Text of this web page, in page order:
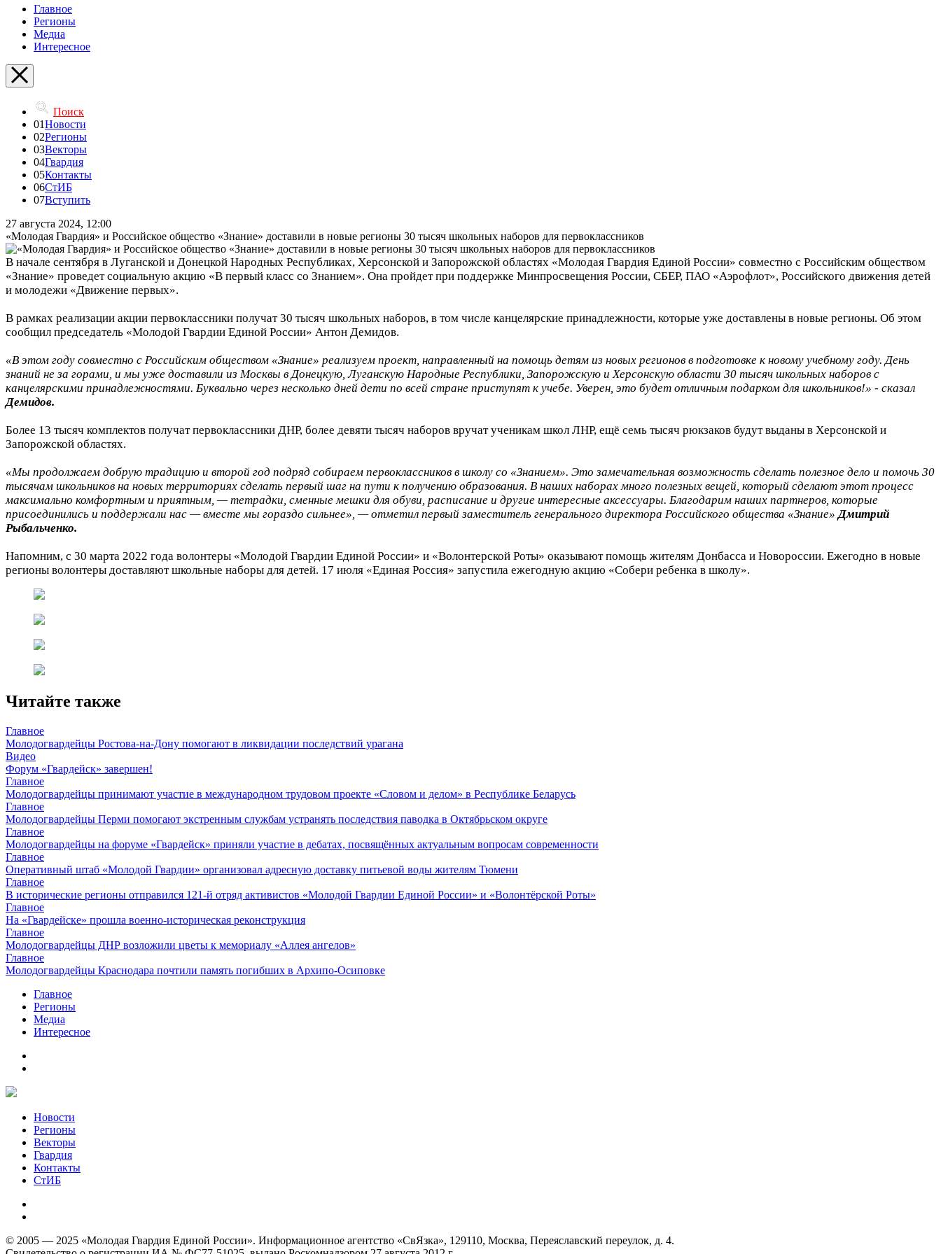
Главное
Регионы
Медиа
Интересное
Поиск
01Новости
02Регионы
03Векторы
04Гвардия
05Контакты
06СтИБ
07Вступить
27 августа 2024, 12:00
«Молодая Гвардия» и Российское общество «Знание» доставили в новые регионы 30 тысяч школьных наборов для первоклассников
В начале сентября в Луганской и Донецкой Народных Республиках, Херсонской и Запорожской областях «Молодая Гвардия Единой России» совместно с Российским обществом
«Знание» проведет социальную акцию «В первый класс со Знанием». Она пройдет при поддержке Минпросвещения России, СБЕР, ПАО «Аэрофлот», Российского движения детей
и молодежи «Движение первых».
В рамках реализации акции первоклассники получат 30 тысяч школьных наборов, в том числе канцелярские принадлежности, которые уже доставлены в новые регионы. Об этом
сообщил председатель «Молодой Гвардии Единой России» Антон Демидов.
«В этом году совместно с Российским обществом «Знание» реализуем проект, направленный на помощь детям из новых регионов в подготовке к новому учебному году. День
знаний не за горами, и мы уже доставили из Москвы в Донецкую, Луганскую Народные Республики, Запорожскую и Херсонскую области 30 тысяч школьных наборов с
канцелярскими принадлежностями. Буквально через несколько дней дети по всей стране приступят к учебе. Уверен, это будет отличным подарком для школьников!» - сказал
Демидов.
Более 13 тысяч комплектов получат первоклассники ДНР, более девяти тысяч наборов вручат ученикам школ ЛНР, ещё семь тысяч рюкзаков будут выданы в Херсонской и
Запорожской областях.
«Мы продолжаем добрую традицию и второй год подряд собираем первоклассников в школу со «Знанием». Это замечательная возможность сделать полезное дело и помочь 30
тысячам школьников на новых территориях сделать первый шаг на пути к получению образования. В наших наборах много полезных вещей, который сделают этот процесс
максимально комфортным и приятным, — тетрадки, сменные мешки для обуви, расписание и другие интересные аксессуары. Благодарим наших партнеров, которые
присоединились и поддержали нас — вместе мы гораздо сильнее», — отметил первый заместитель генерального директора Российского общества «Знание»Дмитрий
Рыбальченко.
Напомним, с 30 марта 2022 года волонтеры «Молодой Гвардии Единой России» и «Волонтерской Роты» оказывают помощь жителям Донбасса и Новороссии. Ежегодно в новые
регионы волонтеры доставляют школьные наборы для детей. 17 июля «Единая Россия» запустила ежегодную акцию «Собери ребенка в школу».
Читайте также
Главное
Молодогвардейцы Ростова-на-Дону помогают в ликвидации последствий урагана
Видео
Форум «Гвардейск» завершен!
Главное
Молодогвардейцы принимают участие в международном трудовом проекте «Словом и делом» в Республике Беларусь
Главное
Молодогвардейцы Перми помогают экстренным службам устранять последствия паводка в Октябрьском округе
Главное
Молодогвардейцы на форуме «Гвардейск» приняли участие в дебатах, посвящённых актуальным вопросам современности
Главное
Оперативный штаб «Молодой Гвардии» организовал адресную доставку питьевой воды жителям Тюмени
Главное
В исторические регионы отправился 121-й отряд активистов «Молодой Гвардии Единой России» и «Волонтёрской Роты»
Главное
На «Гвардейске» прошла военно-историческая реконструкция
Главное
Молодогвардейцы ДНР возложили цветы к мемориалу «Аллея ангелов»
Главное
Молодогвардейцы Краснодара почтили память погибших в Архипо-Осиповке
Главное
Регионы
Медиа
Интересное
Новости
Регионы
Векторы
Гвардия
Контакты
СтИБ
© 2005 — 2025 «Молодая Гвардия Единой России». Информационное агентство «СвЯзка», 129110, Москва, Переяславский переулок, д. 4.